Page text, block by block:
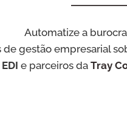
Automatize a
de gestão empresarial
EDI e parceiros da Tray